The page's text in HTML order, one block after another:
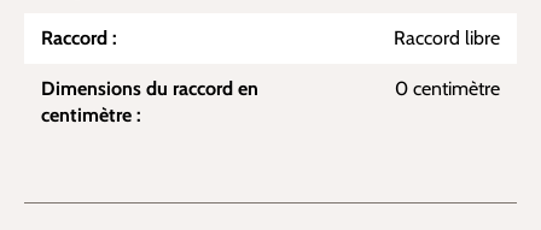
Raccord : Raccord libre
Dimensions du raccord en
centimètre :
0 centimètre